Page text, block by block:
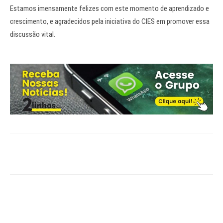
Estamos imensamente felizes com este momento de aprendizado e
crescimento, e agradecidos pela iniciativa do CIES em promover essa
discussão vital.